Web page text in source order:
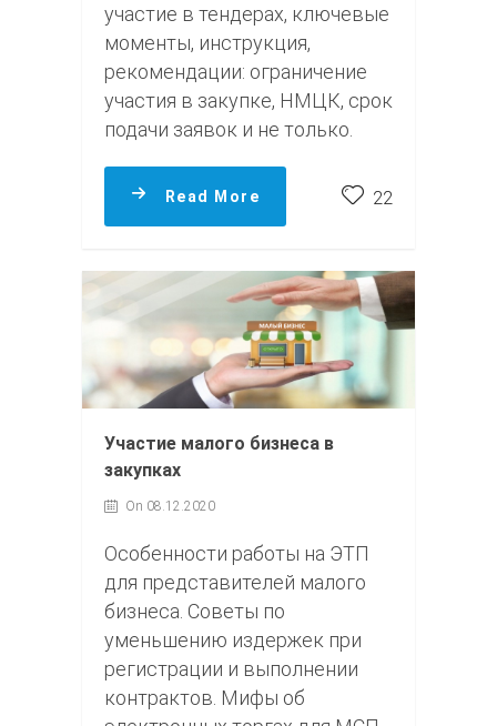
участие в тендерах, ключевые
моменты, инструкция,
рекомендации: ограничение
участия в закупке, НМЦК, срок
подачи заявок и не только.
Read More 22
Участие малого бизнеса в
закупках
On 08.12.2020
Особенности работы на ЭТП
для представителей малого
бизнеса. Советы по
уменьшению издержек при
регистрации и выполнении
контрактов. Мифы об